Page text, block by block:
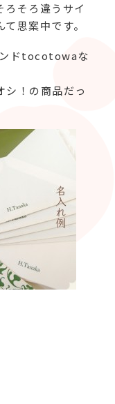
ろそろ違うサイ
思案中です。
ンドtocotowaな
シ！の商品だっ